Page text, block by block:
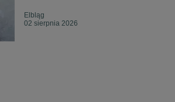
Elbląg
02 sierpnia 2026